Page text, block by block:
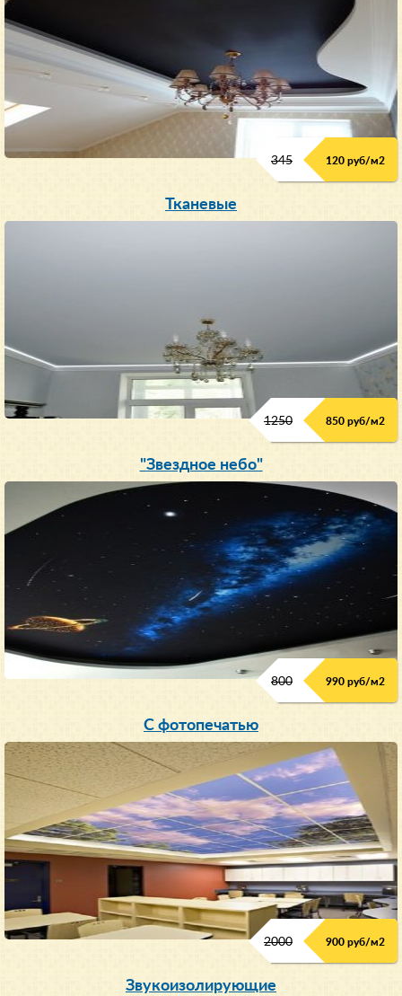
345 120 руб/м2
Тканевые
1250 850 руб/м2
"Звездное небо"
800 990 руб/м2
С фотопечатью
2000 900 руб/м2
Звукоизолирующие